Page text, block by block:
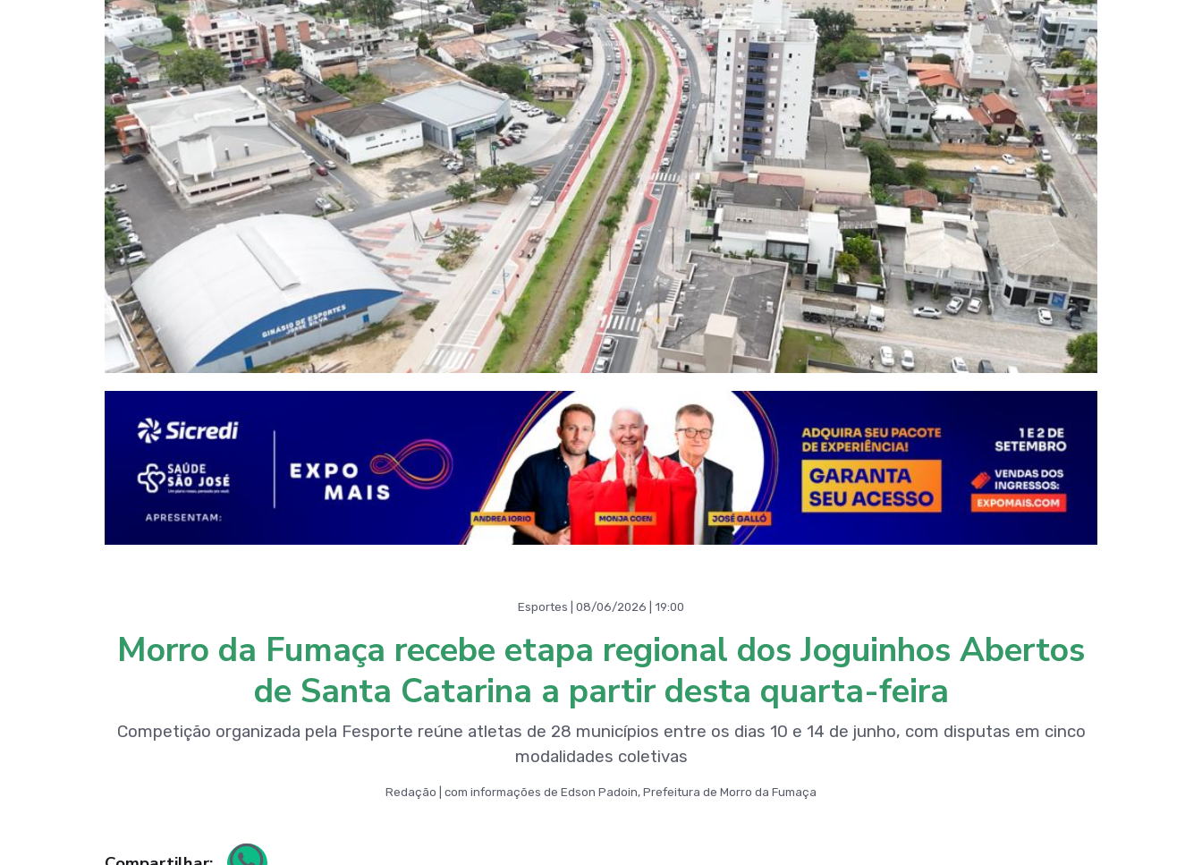
Esportes | 08/06/2026 | 19:00
Morro da Fumaça recebe etapa regional dos Joguinhos Abertos
de Santa Catarina a partir desta quarta-feira
Competição organizada pela Fesporte reúne atletas de 28 municípios entre os dias 10 e 14 de junho, com disputas em cinco
modalidades coletivas
Redação | com informações de Edson Padoin, Prefeitura de Morro da Fumaça